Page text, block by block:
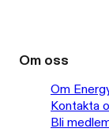
Om oss
Om
Kontakta
Bli